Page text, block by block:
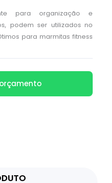
para organização e
podem ser utilizados no
para marmitas fitness